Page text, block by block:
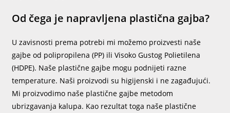
Od čega je napravljena plastična gajba?
U zavisnosti prema potrebi mi možemo proizvesti naše
gajbe od polipropilena (PP) ili Visoko Gustog Polietilena
(HDPE). Naše plastične gajbe mogu podnijeti razne
temperature. Naši proizvodi su higijenski i ne zagađujući.
Mi proizvodimo naše plastične gajbe metodom
ubrizgavanja kalupa. Kao rezultat toga naše plastične